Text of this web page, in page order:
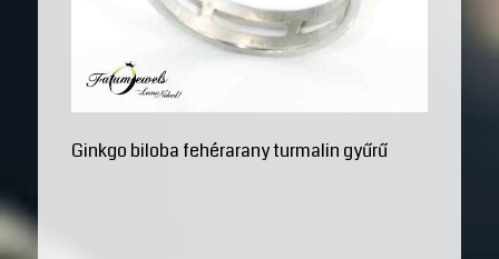
Ginkgo biloba fehérarany turmalin gyűrű